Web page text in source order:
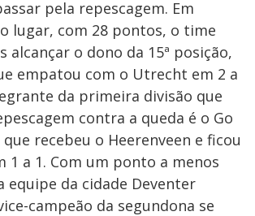
pela repescagem. Em
lugar, com 28 pontos, o time
alcançar o dono da 15ª posição,
empatou com o Utrecht em 2 a
da primeira divisão que
contra a queda é o Go
que recebeu o Heerenveen e ficou
1 a 1. Com um ponto a menos
equipe da cidade Deventer
campeão da segundona se